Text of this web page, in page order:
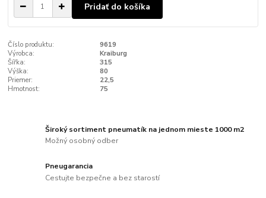
Pridať do košíka
Číslo produktu:
9619
Výrobca:
Kraiburg
Šířka:
315
Výška:
80
Priemer:
22,5
Hmotnost:
75
Široký sortiment pneumatík na jednom mieste 1000 m2
Možný osobný odber
Pneugarancia
Cestujte bezpečne a bez starostí